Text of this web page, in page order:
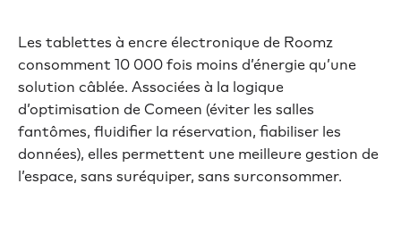
Les tablettes à encre électronique de Roomz
consomment 10 000 fois moins d’énergie qu’une
solution câblée. Associées à la logique
d’optimisation de Comeen (éviter les salles
fantômes, fluidifier la réservation, fiabiliser les
données), elles permettent une meilleure gestion de
l’espace, sans suréquiper, sans surconsommer.